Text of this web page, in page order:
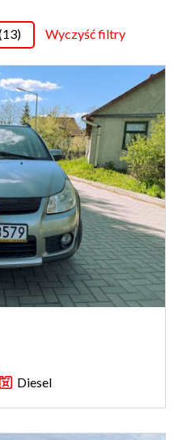
Wyczyść filtry
Diesel